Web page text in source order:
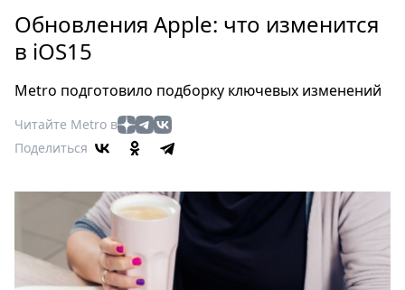
Россия
Мир
Еда
Туризм
Мода
Кино
Афиша
Книги
Выставки
Обновления Apple: что изменится
в iOS15
Metro подготовило подборку ключевых изменений
Читайте Metro в
Поделиться